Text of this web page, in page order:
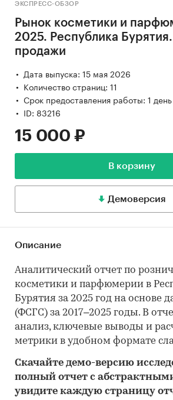
ЭКСПРЕСС-ОБЗОР
Рынок косметики и
2025. Республика
продажи
Дата выпуска: 15 мая 2026
Количество страниц: 11
Срок предоставления работы: 1 день
ID: 83216
15 000 ₽
В корзину
Демоверсия
Описание
Аналитический отчет по
косметики и парфюмерии в
Бурятия за 2025 год на основе
(ФСГС) за 2017–2025 годы. В
анализ, ключевые выводы и
метрики в удобном формате
Скачайте демо-версию
полный отчет с
увидите каждую страницу